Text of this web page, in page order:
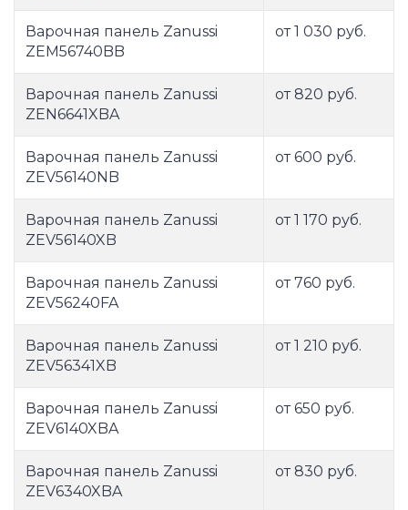
Варочная панель Zanussi
ZEM56740BB
от 1 030 руб.
Варочная панель Zanussi
ZEN6641XBA
от 820 руб.
Варочная панель Zanussi
ZEV56140NB
от 600 руб.
Варочная панель Zanussi
ZEV56140XB
от 1 170 руб.
Варочная панель Zanussi
ZEV56240FA
от 760 руб.
Варочная панель Zanussi
ZEV56341XB
от 1 210 руб.
Варочная панель Zanussi
ZEV6140XBA
от 650 руб.
Варочная панель Zanussi
ZEV6340XBA
от 830 руб.